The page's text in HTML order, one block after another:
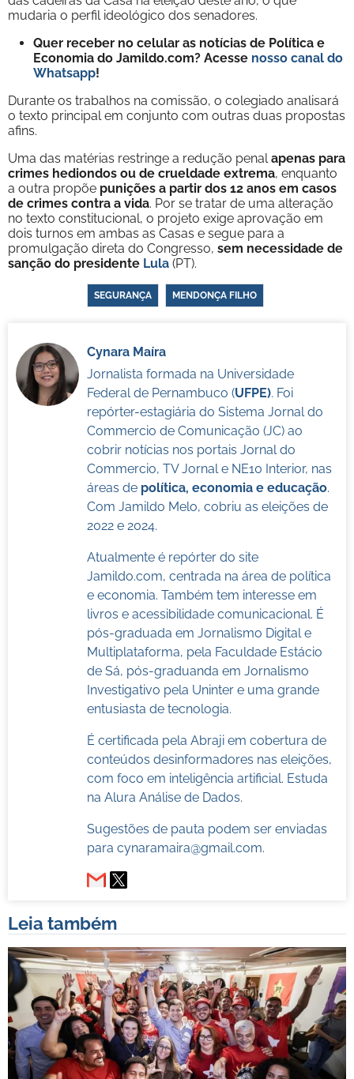
mudaria o perfil ideológico dos senadores.
Quer receber no celular as notícias de Política e
Economia do Jamildo.com? Acesse nosso canal do
Whatsapp!
Durante os trabalhos na comissão, o colegiado analisará
o texto principal em conjunto com outras duas propostas
afins.
Uma das matérias restringe a redução penal apenas para
crimes hediondos ou de crueldade extrema, enquanto
a outra propõe punições a partir dos 12 anos em casos
de crimes contra a vida. Por se tratar de uma alteração
no texto constitucional, o projeto exige aprovação em
dois turnos em ambas as Casas e segue para a
promulgação direta do Congresso, sem necessidade de
sanção do presidente Lula (PT).
SEGURANÇA MENDONÇA FILHO
Cynara Maíra
Jornalista formada na Universidade
Federal de Pernambuco (UFPE). Foi
repórter-estagiária do Sistema Jornal do
Commercio de Comunicação (JC) ao
cobrir notícias nos portais Jornal do
Commercio, TV Jornal e NE10 Interior, nas
áreas de política, economia e educação.
Com Jamildo Melo, cobriu as eleições de
2022 e 2024.
Atualmente é repórter do site
Jamildo.com, centrada na área de política
e economia. Também tem interesse em
livros e acessibilidade comunicacional. É
pós-graduada em Jornalismo Digital e
Multiplataforma, pela Faculdade Estácio
de Sá, pós-graduanda em Jornalismo
Investigativo pela Uninter e uma grande
entusiasta de tecnologia.
É certificada pela Abraji em cobertura de
conteúdos desinformadores nas eleições,
com foco em inteligência artificial. Estuda
na Alura Análise de Dados.
Sugestões de pauta podem ser enviadas
para cynaramaira@gmail.com.
Leia também